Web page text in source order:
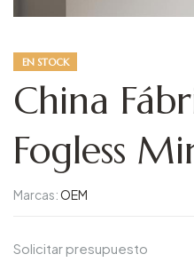
EN STOCK
China
Fogless
Marcas:OEM
Solicitar presupuesto